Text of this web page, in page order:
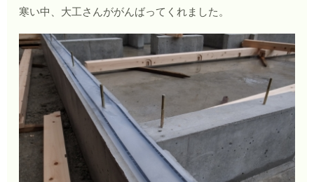
寒い中、大工さんががんばってくれました。